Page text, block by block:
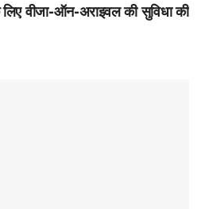
वीजा-ऑन-अराइवल की सुविधा की